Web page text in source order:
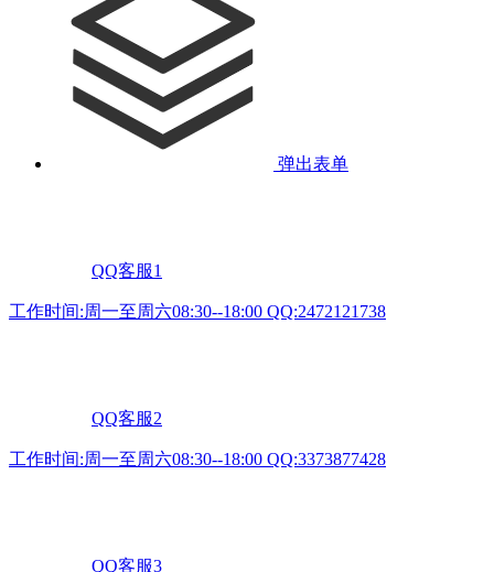
弹出表单
QQ客服1
工作时间:周一至周六08:30--18:00 QQ:2472121738
QQ客服2
工作时间:周一至周六08:30--18:00 QQ:3373877428
QQ客服3